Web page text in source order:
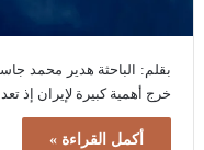
بقلم: الباحثة هدير محمد
خرج أهمية كبيرة لإيران إذ
أكمل القراءة »